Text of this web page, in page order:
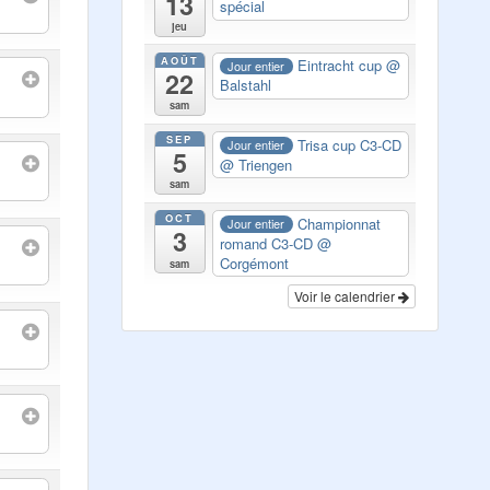
jeu
spécial
AOÛT
22
sam
Jour entier Eintracht cup@
Balstahl
SEP
5
sam
Jour entier
Trisa cup C3-CD
@ Triengen
OCT
3
sam
Jour entier
Championnat
romand C3-CD @
Corgémont
Voir le calendrier